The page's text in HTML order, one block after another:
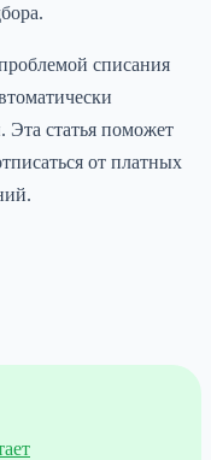
списания
Эта статья поможет
от платных